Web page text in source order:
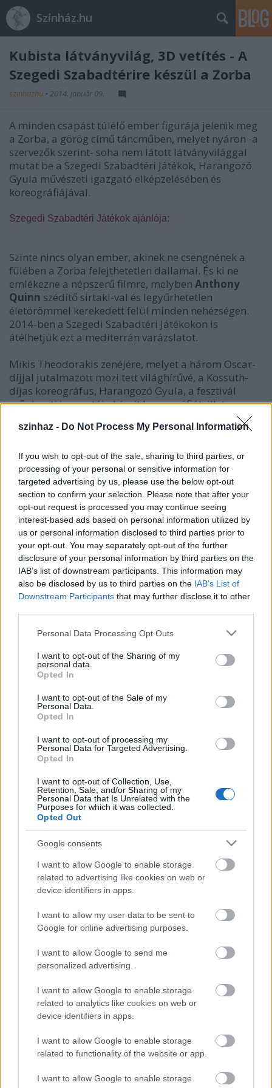
szinhaz - Do Not Process My Personal Information
If you wish to opt-out of the sale, sharing to third parties, or
processing of your personal or sensitive information for
targeted advertising by us, please use the below opt-out
section to confirm your selection. Please note that after your
opt-out request is processed you may continue seeing
interest-based ads based on personal information utilized by
us or personal information disclosed to third parties prior to
your opt-out. You may separately opt-out of the further
disclosure of your personal information by third parties on the
IAB’s list of downstream participants. This information may
also be disclosed by us to third parties on the IAB’s List of
Downstream Participants that may further disclose it to other
Please note that this website/app uses one or more Google
not limited to your visit or usage behaviour. You may click to
grant or deny consent to Google and its third-party tags to
use your data for below specified purposes in below Google
consent section.
Personal Data Processing Opt Outs
I want to opt-out of the Sharing of my
personal data.
Opted In
I want to opt-out of the Sale of my
Personal Data.
Opted In
I want to opt-out of processing my
Personal Data for Targeted Advertising.
Opted In
I want to opt-out of Collection, Use,
Retention, Sale, and/or Sharing of my
Personal Data that Is Unrelated with the
Purposes for which it was collected.
Opted Out
Google consents
I want to allow Google to enable storage
related to advertising like cookies on web or
device identifiers in apps.
I want to allow my user data to be sent to
Google for online advertising purposes.
I want to allow Google to send me
personalized advertising.
I want to allow Google to enable storage
related to analytics like cookies on web or
device identifiers in apps.
I want to allow Google to enable storage
related to functionality of the website or app.
I want to allow Google to enable storage
Színház.hu
Kubista látványvilág, 3D vetítés - A
Szegedi Szabadtérire készül a Zorba
szinhazhu • 2014. január 09.
A minden csapást túlélő ember figurája jelenik meg
a Zorba, a görög című táncműben, melyet nyáron -a
szervezők szerint- soha nem látott látványvilággal
mutat be a Szegedi Szabadtéri Játékok, Harangozó
Gyula művészeti igazgató elképzelésében és
koreográfiájával.
Szegedi Szabadtéri Játékok ajánlója:
Szinte nincs olyan ember, akinek ne csengnének a
fülében a Zorba felejthetetlen dallamai. És ki ne
emlékezne a népszerű filmre, melyben Anthony
Quinn szédítő sirtaki-val és legyűrhetetlen
életörömmel kerekedett felül minden nehézségen.
2014-ben a Szegedi Szabadtéri Játékokon is
átélhetjük ezt a mediterrán varázslatot.
Mikis Theodorakis zenéjére, melyet a három Oscar-
díjjal jutalmazott mozi tett világhírűvé, a Kossuth-
díjas koreográfus, Harangozó Gyula, a fesztivál
művészeti igazgatója készít koreográfiát, illetve a
„Zorba alakjában az igazi ihlető nem is a regény volt
számomra, hanem Anthony Quinn csodálatos
alakítása. A minden csapást túlélő ember felejthetetlen
a tánc által születnek. Ez az igazi éltető ereje Zorba
jellemének, magatartásának. Táncban túlélni a világot,
Az előadás egyik érdekessége
Dmitrij Simkin
melyet korábban még nem láthatott a Szabadtéri
közönsége. Simkin huszonöt év táncos karrierje után
manapság látványtervezőként dolgozik. Bonyolult,
geometrikus, már-már kubista teret képzelt el a
Zorbához, melyet egyrészt többlépcsős szerkezete
tesz izgalmassá, másrészt a speciális, 3D-s
vetítéstechnika, mely amellett, hogy jelenetfestő
funkciója van, egészen elképesztő vizuális effektekre
is képes.
A Zorba igazi fesztiválelőadás lesz.„Hatalmas
statisztéria, a Gyüdi Sándor vezette Szegedi
Szimfonikus Zenekar, és a Szeged Táncegyüttes
mindhárom csoportja alkotja majd a művészi gárdát –
mondjaHarangozó Gyula
néptáncok és a balett világa is megjelenik. Mindezek
összessége: a zene, a látvány, a tánc, a történet igazán
maradandó élményt adhat a nézőnek.”